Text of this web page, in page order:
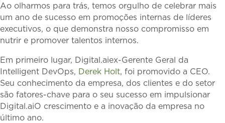
Ao olharmos para trás, temos orgulho de celebrar mais
um ano de sucesso em promoções internas de líderes
executivos, o que demonstra nosso compromisso em
nutrir e promover talentos internos.
Em primeiro lugar, Digital.aiex-Gerente Geral da
Intelligent DevOps, Derek Holt, foi promovido a CEO.
Seu conhecimento da empresa, dos clientes e do setor
são fatores-chave para o seu sucesso em impulsionar
Digital.aiO crescimento e a inovação da empresa no
último ano.